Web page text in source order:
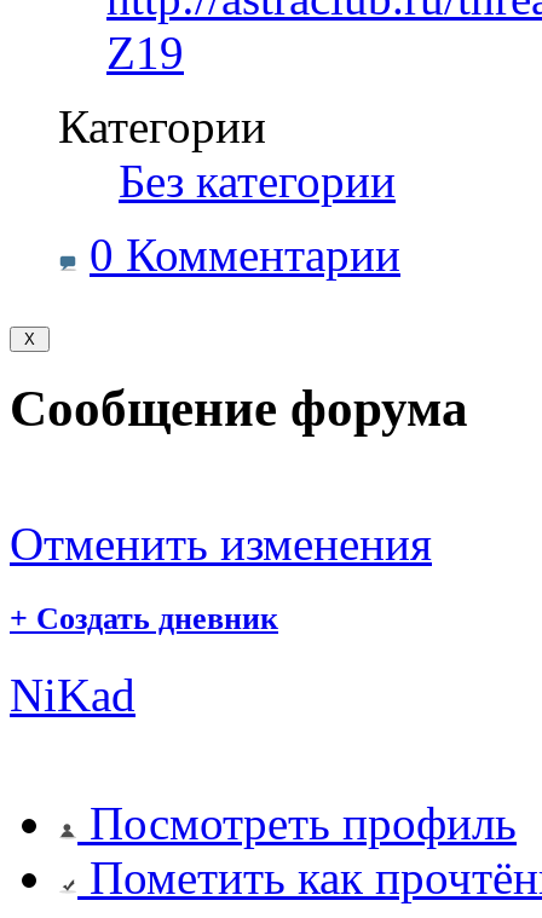
Z19
Категории
Без категории
0 Комментарии
Сообщение форума
Отменить изменения
+ Создать дневник
NiKad
Посмотреть профиль
Пометить как